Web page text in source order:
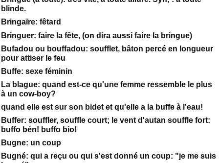
blinde.
Bringaïre: fêtard
Bringuer: faire la fête, (on dira aussi faire la bringue)
Bufadou ou bouffadou: soufflet, bâton percé en longueur
pour attiser le feu
Buffe: sexe féminin
La blague: quand est-ce qu'une femme ressemble le plus
à un cow-boy?
quand elle est sur son bidet et qu'elle a la buffe à l'eau!
Buffer: souffler, souffle court; le vent d'autan souffle fort:
buffo bén! buffo bio!
Bugne: un coup
Bugné: qui a reçu ou qui s'est donné un coup: "je me suis